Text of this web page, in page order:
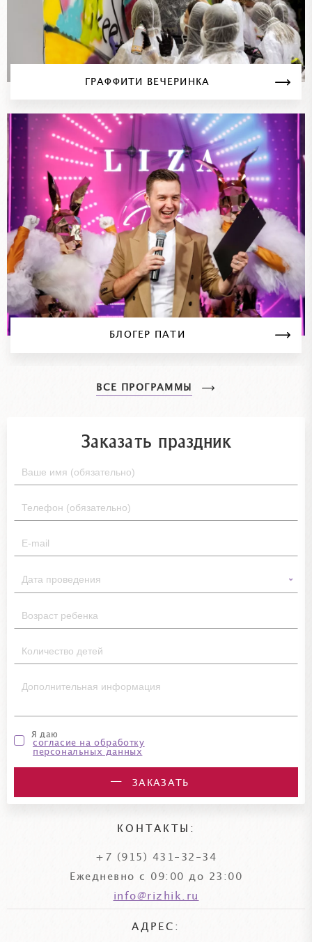
ГРАФФИТИ ВЕЧЕРИНКА
БЛОГЕР ПАТИ
ВСЕ ПРОГРАММЫ
Заказать праздник
Я даю
согласие на обработку
персональных данных
ЗАКАЗАТЬ
КОНТАКТЫ:
+7 (915) 431-32-34
Ежедневно с 09:00 до 23:00
info@rizhik.ru
АДРЕС: